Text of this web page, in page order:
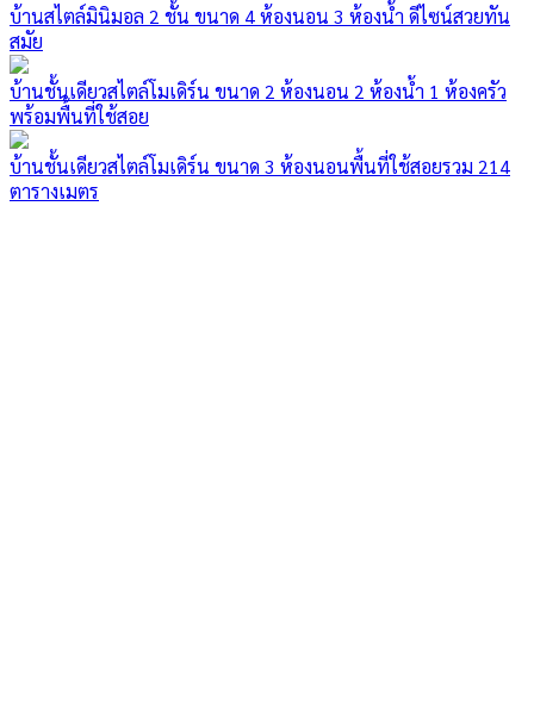
บ้านสไตล์มินิมอล 2 ชั้น ขนาด 4 ห้องนอน 3 ห้องน้ำ ดีไซน์สวยทัน
สมัย
บ้านชั้นเดียวสไตล์โมเดิร์น ขนาด 2 ห้องนอน 2 ห้องน้ำ 1 ห้องครัว
พร้อมพื้นที่ใช้สอย
บ้านชั้นเดียวสไตล์โมเดิร์น ขนาด 3 ห้องนอนพื้นที่ใช้สอยรวม 214
ตารางเมตร